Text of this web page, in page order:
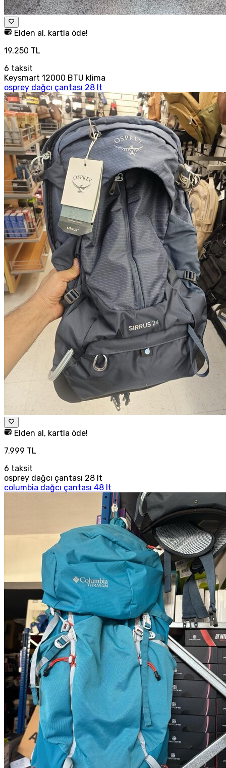
Elden al, kartla öde!
19.250 TL
6 taksit
Keysmart 12000 BTU klima
osprey dağcı çantası 28 lt
Elden al, kartla öde!
7.999 TL
6 taksit
osprey dağcı çantası 28 lt
columbia dağcı çantası 48 lt